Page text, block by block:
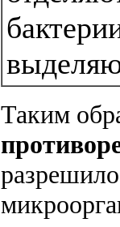
Таким